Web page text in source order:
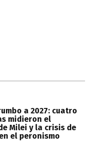
a 2027: cuatro
midieron el
Milei y la crisis de
el peronismo